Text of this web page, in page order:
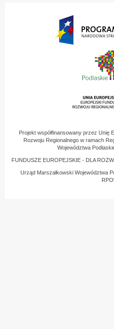
Projekt współfinansowany przez Unię
Rozwoju Regionalnego w ramach
Województwa
FUNDUSZE EUROPEJSKIE - DLA
Urząd Marszałkowski Województwa